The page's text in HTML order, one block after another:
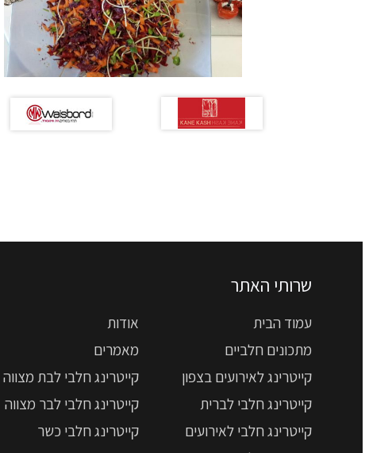
שרותי האתר
עמוד הבית
אודות
מתכונים חלביים
מאמרים
קייטרינג לאירועים בצפון
קייטרינג חלבי לבת מצווה
קייטרינג חלבי לברית
קייטרינג חלבי לבר מצווה
קייטרינג חלבי לאירועים
קייטרינג חלבי כשר